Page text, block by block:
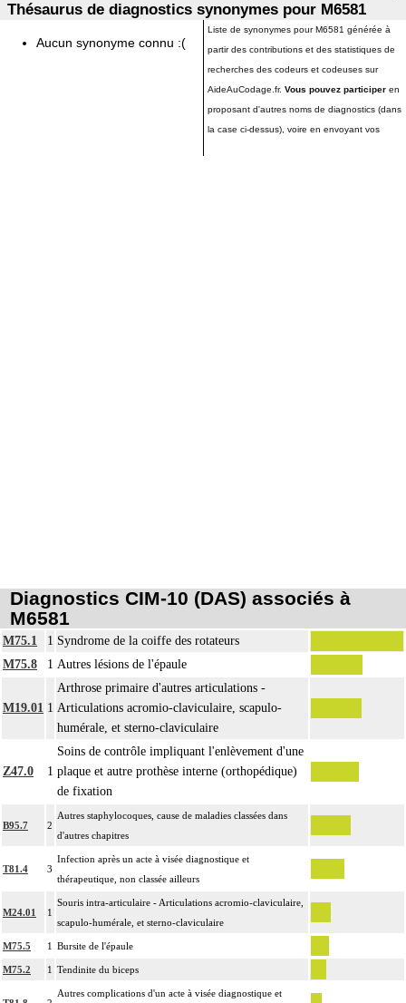
Thésaurus de diagnostics synonymes pour M6581
Aucun synonyme connu :(
Liste de synonymes pour M6581 générée à
partir des contributions et des statistiques de
recherches des codeurs et codeuses sur
AideAuCodage.fr. Vous pouvez participer en
proposant d'autres noms de diagnostics (dans
la case ci-dessus), voire en envoyant vos
Diagnostics CIM-10 (DAS) associés à
M6581
M75.1 1 Syndrome de la coiffe des rotateurs
M75.8
1 Autres lésions de l'épaule
M19.01 1
Arthrose primaire d'autres articulations -
Articulations acromio-claviculaire, scapulo-
humérale, et sterno-claviculaire
Z47.0 1
Soins de contrôle impliquant l'enlèvement d'une
plaque et autre prothèse interne (orthopédique)
de fixation
B95.7 2
Autres staphylocoques, cause de maladies classées dans
d'autres chapitres
T81.4 3
Infection après un acte à visée diagnostique et
thérapeutique, non classée ailleurs
M24.01 1
Souris intra-articulaire - Articulations acromio-claviculaire,
scapulo-humérale, et sterno-claviculaire
M75.5 1 Bursite de l'épaule
M75.2 1 Tendinite du biceps
Autres complications d'un acte à visée diagnostique et